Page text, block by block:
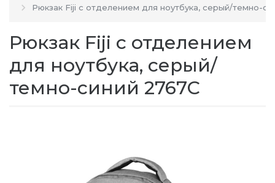
Рюкзак Fiji с отделением для ноутбука, серый/темно-
Рюкзак Fiji с отделением
для ноутбука, серый/
темно-синий 2767C